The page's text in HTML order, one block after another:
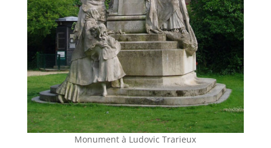
Monument à Ludovic Trarieux